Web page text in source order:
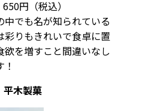
650円（税込）
中でも名が知られている
彩りもきれいで食卓に置
欲を増すこと間違いなし
平木製菓